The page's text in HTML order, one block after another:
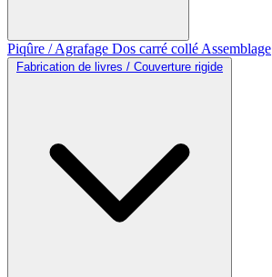
Piqûre / Agrafage Dos carré collé Assemblage
Fabrication de livres / Couverture rigide